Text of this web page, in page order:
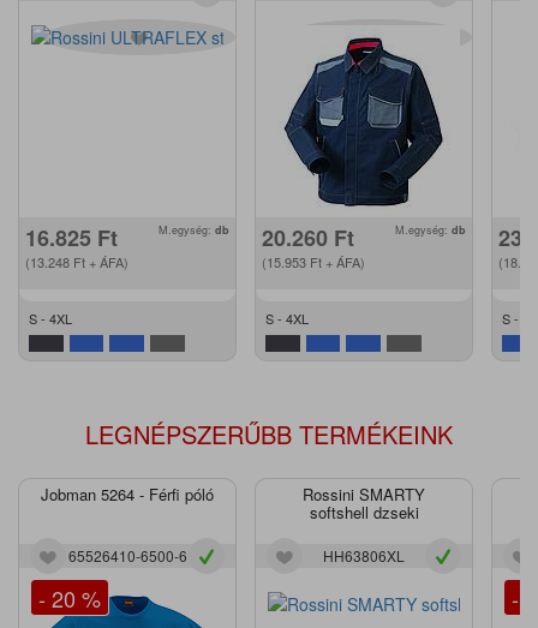
16.825 Ft
(13.248 Ft + ÁFA)
M.egység: db
S - 4XL
20.260 Ft
(15.953 Ft + ÁFA)
M.egység: db
S - 4XL S -
LEGNÉPSZERŰBB TERMÉKEINK
Jobman 5264 - Férfi póló
65526410-6500-6
- 20 %
Rossini SMARTY
softshell dzseki
HH63806XL
-